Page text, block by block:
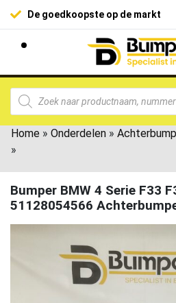
goedkoopste op de markt
Home » Onderdelen »
»
Bumper BMW 4 Serie F33
51128054566